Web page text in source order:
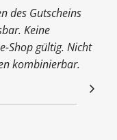
des Gutscheins
Keine
Shop gültig. Nicht
kombinierbar.